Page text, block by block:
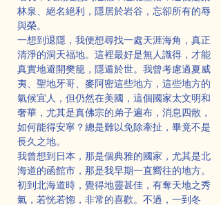
林泉、絕名絕利，隱居於岩谷，忘卻所有的辱
與榮。
一想到退隱，我便想尋找一處天涯海角，真正
清淨的洞天福地。這裡最好是無人識得，才能
真實地避開樊籠，隱遁於世。我曾考慮過夏威
夷、聖地牙哥、麥阿密這些地方，這些地方的
氣候宜人，但仍然在美國，這個國家太文明和
奢華，尤其是真佛宗的弟子遍布，消息四散，
如何能得安寧？總是難以免除牽扯，畢竟不是
長久之地。
我曾想到日本，那是個典雅的國家，尤其是北
海道的函館市，那是我早期一直嚮往的地方。
初到北海道時，覺得地靈甚佳，有奪天地之秀
氣，若恍若惚，非常的喜歡。不過，一到冬